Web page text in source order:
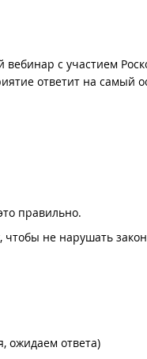
с участием
ответит на самый
правильно.
чтобы не нарушать
ожидаем ответа)